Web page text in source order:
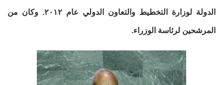
الدولة لوزارة التخطيط والتعاون الدولي عام ٢٠١٢. وكان من
المرشحين لرئاسة الوزراء.